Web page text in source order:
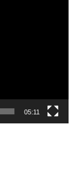
05:11